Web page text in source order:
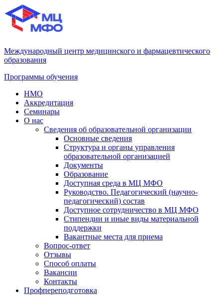
Международный центр медицинского и фармацевтического
образования
Программы обучения
НМО
Аккредитация
Семинары
О нас
Сведения об образовательной организации
Основные сведения
Структура и органы управления
образовательной организацией
Документы
Образование
Доступная среда в МЦ МФО
Руководство. Педагогический (научно-
педагогический) состав
Доступное сотрудничество в МЦ МФО
Стипендии и иные виды материальной
поддержки
Вакантные места для приема
Вопрос-ответ
Отзывы
Способ оплаты
Вакансии
Контакты
Профпереподготовка